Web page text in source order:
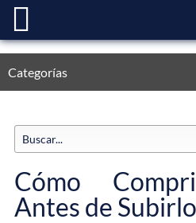
Categorías
Cómo
Antes de